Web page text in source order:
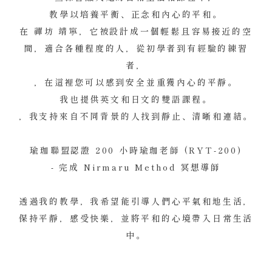
教學以培養平衡、正念和內心的平和。
在 禪坊 靖寧，它被設計成一個輕鬆且容易接近的空
間，適合各種程度的人，從初學者到有經驗的練習
者，
，在這裡您可以感到安全並重獲內心的平靜。
我也提供英文和日文的雙語課程。
，我支持來自不同背景的人找到靜止、清晰和連結。
瑜珈聯盟認證 200 小時瑜珈老師 (RYT-200)
- 完成 Nirmaru Method 冥想導師
透過我的教學，我希望能引導人們心平氣和地生活，
保持平靜，感受快樂，並將平和的心境帶入日常生活
中。